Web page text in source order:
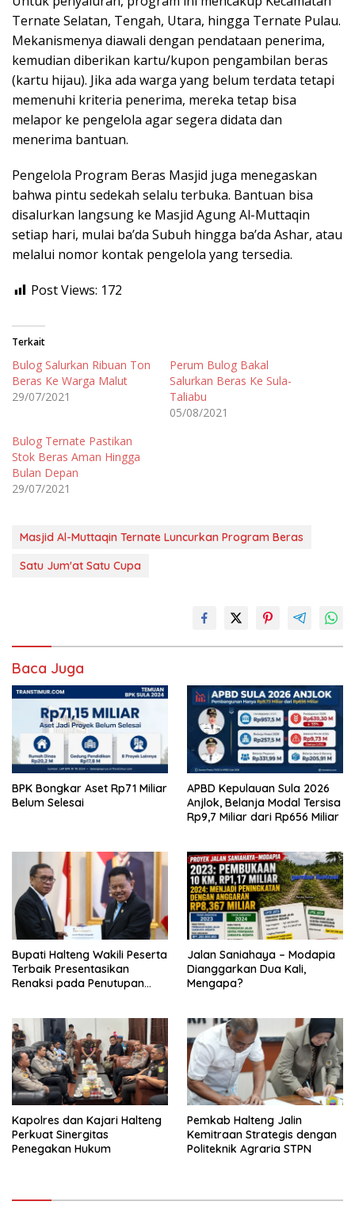
Ternate Selatan, Tengah, Utara, hingga Ternate Pulau.
Mekanismenya diawali dengan pendataan penerima,
kemudian diberikan kartu/kupon pengambilan beras
(kartu hijau). Jika ada warga yang belum terdata tetapi
memenuhi kriteria penerima, mereka tetap bisa
melapor ke pengelola agar segera didata dan
menerima bantuan.
Pengelola Program Beras Masjid juga menegaskan
bahwa pintu sedekah selalu terbuka. Bantuan bisa
disalurkan langsung ke Masjid Agung Al-Muttaqin
setiap hari, mulai ba’da Subuh hingga ba’da Ashar, atau
melalui nomor kontak pengelola yang tersedia.
Post Views: 172
Terkait
Bulog Salurkan Ribuan Ton
Beras Ke Warga Malut
29/07/2021
Perum Bulog Bakal
Salurkan Beras Ke Sula-
Taliabu
05/08/2021
Bulog Ternate Pastikan
Stok Beras Aman Hingga
Bulan Depan
29/07/2021
Masjid Al-Muttaqin Ternate Luncurkan Program Beras
Satu Jum'at Satu Cupa
Baca Juga
BPK Bongkar Aset Rp71 Miliar
Belum Selesai
APBD Kepulauan Sula 2026
Anjlok, Belanja Modal Tersisa
Rp9,7 Miliar dari Rp656 Miliar
Bupati Halteng Wakili Peserta
Terbaik Presentasikan
Renaksi pada Penutupan
Jalan Saniahaya – Modapia
Dianggarkan Dua Kali,
Mengapa?
Kapolres dan Kajari Halteng
Perkuat Sinergitas
Penegakan Hukum
Pemkab Halteng Jalin
Kemitraan Strategis dengan
Politeknik Agraria STPN